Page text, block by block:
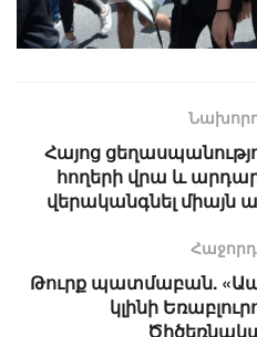
Նախորդ
Հայոց
հողերի վրա և
վերականգնել միայն
Հաջորդ
Թուրք պատմաբան.
կլինի